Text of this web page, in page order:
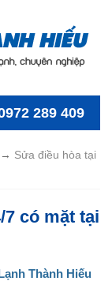
289 409
→ Sửa điều hòa tại
7 có mặt tại
Thành Hiếu